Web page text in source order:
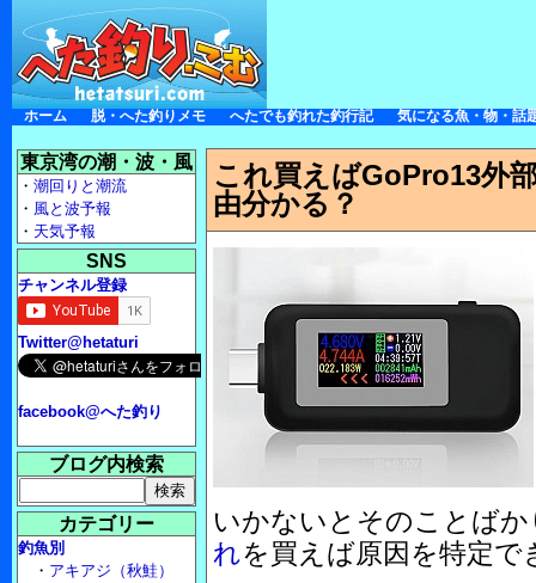
ホーム 脱・へた釣りメモ へたでも釣れた釣行記 気になる魚・物・話
これ買えばGoPro13外
由分かる？
いかないとそのことば
れを買えば原因を特定で
東京湾の潮・波・風
・ 潮回りと潮流
・ 風と波予報
・ 天気予報
SNS
チャンネル登録
Twitter@hetaturi
facebook@へた釣り
ブログ内検索
カテゴリー
釣魚別
・ アキアジ（秋鮭）